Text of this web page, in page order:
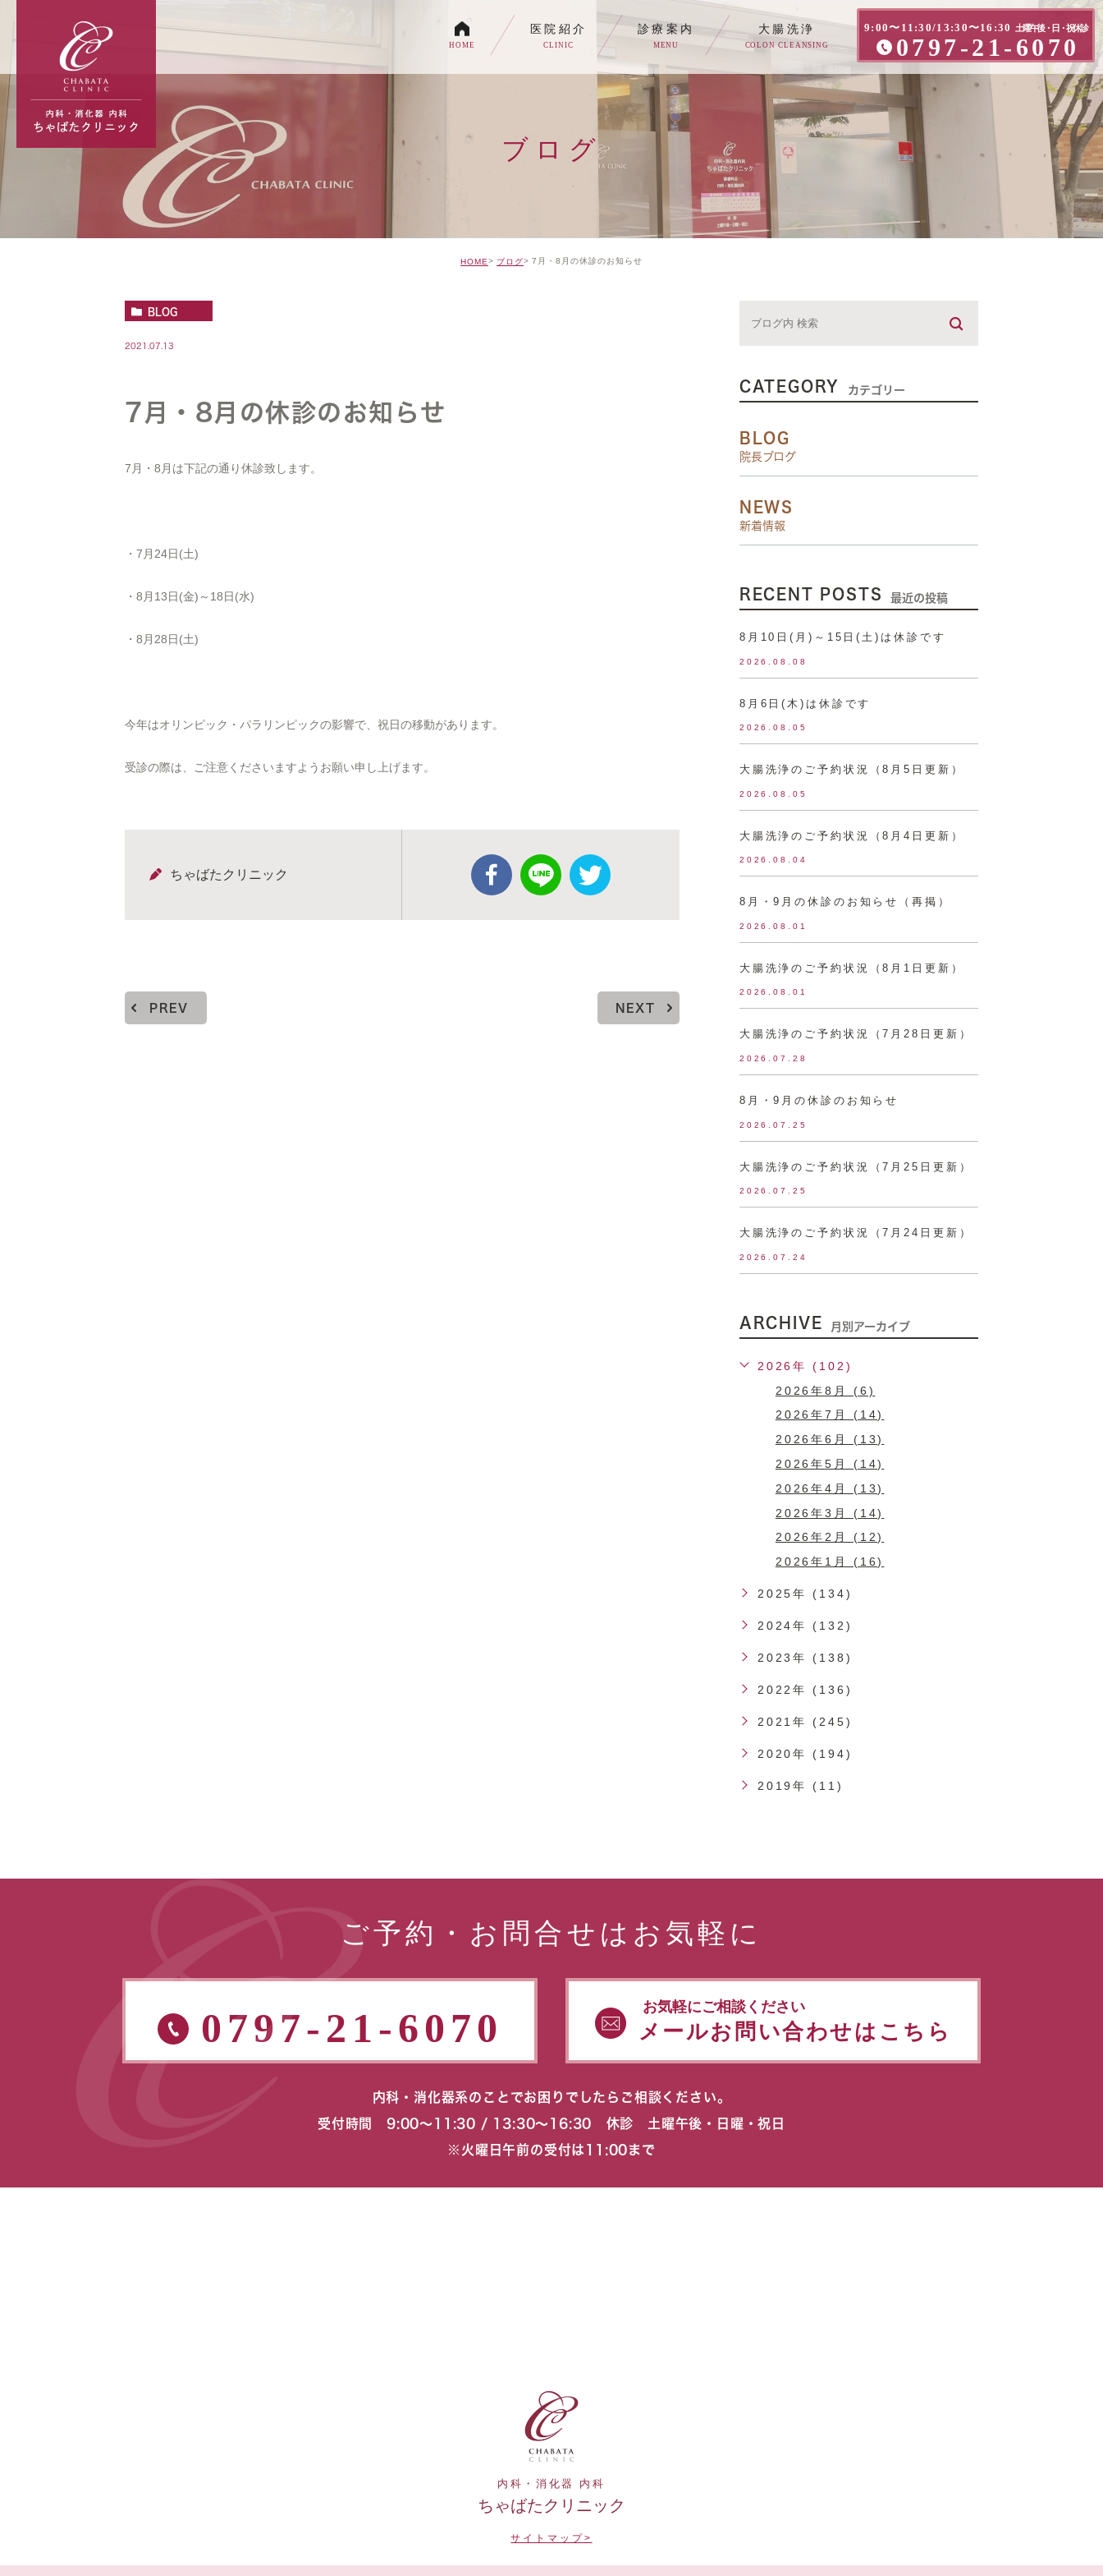
9:00〜11:30/13:30〜16:30 土曜午後・日・祝休診
0797-21-6070
HOME
医院紹介
CLINIC
診療案内
MENU
各種内視鏡検査について
生活習慣病
消化器内科・内科
トイレの症状でお悩みの方へ
大腸洗浄
COLON CLEANSING
ブログ
HOME ブログ 7月・8月の休診のお知らせ
BLOG
2021.07.13
7月・8月の休診のお知らせ
7月・8月は下記の通り休診致します。
・7月24日(土)
・8月13日(金)～18日(水)
・8月28日(土)
今年はオリンピック・パラリンピックの影響で、祝日の移動があります。
受診の際は、ご注意くださいますようお願い申し上げます。
ちゃばたクリニック
PREV NEXT
CATEGORY カテゴリー
BLOG
院長ブログ
NEWS
新着情報
RECENT POSTS 最近の投稿
8月10日(月)～15日(土)は休診です
2026.08.08
8月6日(木)は休診です
2026.08.05
大腸洗浄のご予約状況（8月5日更新）
2026.08.05
大腸洗浄のご予約状況（8月4日更新）
2026.08.04
8月・9月の休診のお知らせ（再掲）
2026.08.01
大腸洗浄のご予約状況（8月1日更新）
2026.08.01
大腸洗浄のご予約状況（7月28日更新）
2026.07.28
8月・9月の休診のお知らせ
2026.07.25
大腸洗浄のご予約状況（7月25日更新）
2026.07.25
大腸洗浄のご予約状況（7月24日更新）
2026.07.24
ARCHIVE 月別アーカイブ
2026年 (102)
2026年8月 (6)
2026年7月 (14)
2026年6月 (13)
2026年5月 (14)
2026年4月 (13)
2026年3月 (14)
2026年2月 (12)
2026年1月 (16)
2025年 (134)
2024年 (132)
2023年 (138)
2022年 (136)
2021年 (245)
2020年 (194)
2019年 (11)
ご予約・お問合せはお気軽に
0797-21-6070 お気軽にご相談ください
メールお問い合わせはこちら
内科・消化器系のことでお困りでしたらご相談ください。
受付時間 9:00〜11:30 / 13:30〜16:30 休診 土曜午後・日曜・祝日
※火曜日午前の受付は11:00まで
内科・消化器 内科
ちゃばたクリニック
サイトマップ>